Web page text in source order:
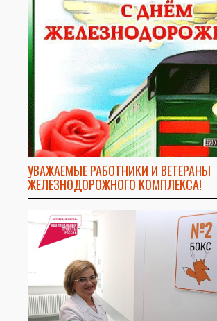
УВАЖАЕМЫЕ РАБОТНИКИ И ВЕТЕРАНЫ
ЖЕЛЕЗНОДОРОЖНОГО КОМПЛЕКСА!